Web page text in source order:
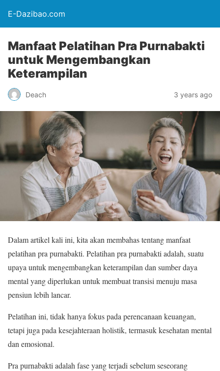
E-Dazibao.com
Manfaat Pelatihan Pra Purnabakti
untuk Mengembangkan
Keterampilan
Deach 3 years ago
Dalam artikel kali ini, kita akan membahas tentangmanfaat
pelatihan pra purnabakti. Pelatihan pra purnabakti adalah, suatu
upaya untuk mengembangkan keterampilan dan sumber daya
mental yang diperlukan untuk membuat transisi menuju masa
pensiun lebih lancar.
Pelatihan ini, tidak hanya fokus pada perencanaan keuangan,
tetapi juga pada kesejahteraan holistik, termasuk kesehatan mental
dan emosional.
Pra purnabakti adalah fase yang terjadi sebelum seseorang